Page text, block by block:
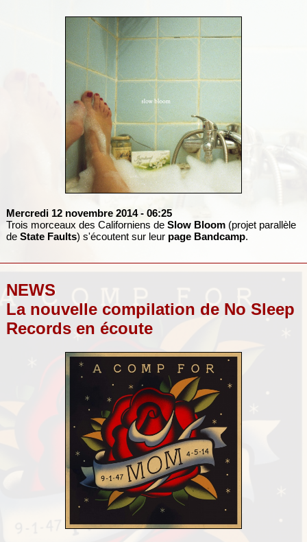
Mercredi 12 novembre 2014 - 06:25
Trois morceaux des Californiens de Slow Bloom(projet parallèle
de State Faults) s'écoutent sur leur page Bandcamp.
NEWS
La nouvelle compilation de No Sleep
Records en écoute